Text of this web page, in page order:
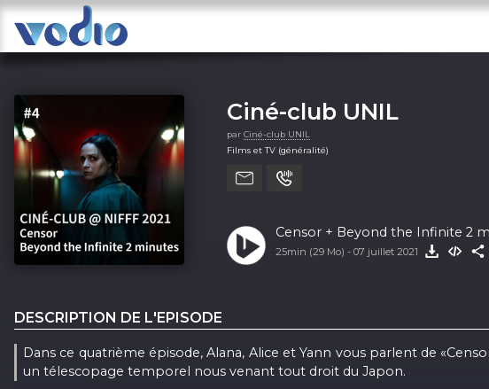
Ciné-club UNIL
par Ciné-club UNIL
Films et TV (généralité)
Censor + Beyond the Infinite 2
25min (29 Mo) - 07 juillet 2021
DESCRIPTION DE L'EPISODE
Dans ce quatrième épisode, Alana, Alice et Yann vous parlent de
un télescopage temporel nous venant tout droit du Japon.